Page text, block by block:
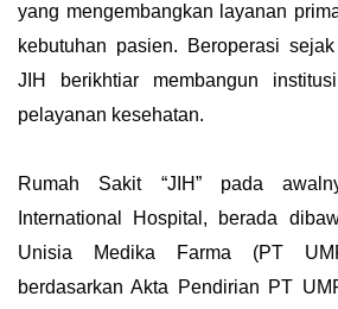
yang mengembangkan layanan
kebutuhan pasien. Beroperasi
JIH berikhtiar membangun
pelayanan kesehatan.
Rumah Sakit “JIH” pada
International Hospital, berada
Unisia Medika Farma (PT
berdasarkan Akta Pendirian PT